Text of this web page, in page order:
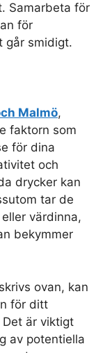
Samarbeta för
för
går smidigt.
Malmö,
faktorn som
för dina
och
drycker kan
tar de
värdinna,
bekymmer
ovan, kan
för ditt
Det är viktigt
av potentiella